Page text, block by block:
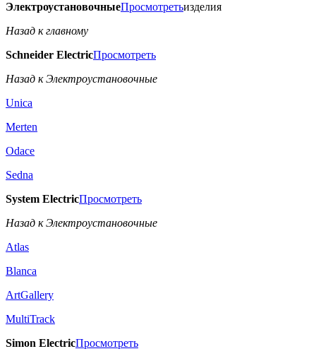
ЭлектроустановочныеПросмотретьизделия
Назад к главному
Schneider ElectricПросмотреть
Назад к Электроустановочные
Unica
Merten
Odace
Sedna
System ElectricПросмотреть
Назад к Электроустановочные
Atlas
Blanca
ArtGallery
MultiTrack
Simon ElectricПросмотреть